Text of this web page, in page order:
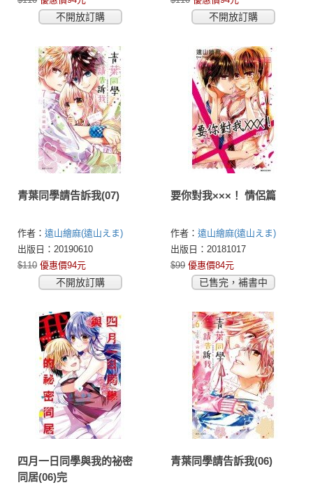
不開放訂購 不開放訂購
青葉同學請告訴我(07)
作者： 遠山繪麻(遠山えま)
出版日：20190610
$110 優惠價94元
不開放訂購
要你對我×××！ 情侶篇
作者： 遠山繪麻(遠山えま)
出版日：20181017
$99 優惠價84元
已售完，補書中
四月一日同學與我的祕密
同居(06)完
青葉同學請告訴我(06)